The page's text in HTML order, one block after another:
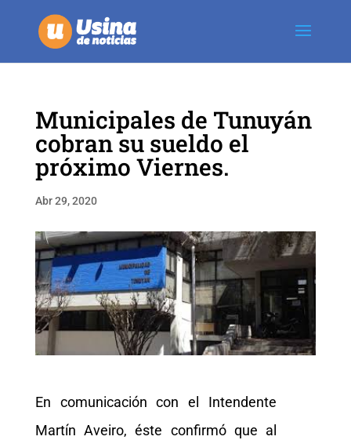
Municipales de Tunuyán
cobran su sueldo el
próximo Viernes.
Abr 29, 2020
En comunicación con el Intendente
Martín Aveiro, éste confirmó que al